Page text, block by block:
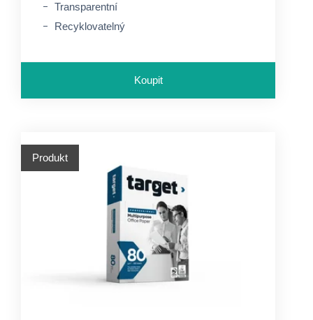
Transparentní
Recyklovatelný
Koupit
Produkt